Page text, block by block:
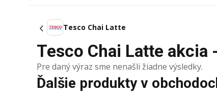
Tesco Chai Latte
Tesco Chai Latte akcia
Pre daný výraz sme nenašli žiadne výsledky.
Ďalšie produkty v